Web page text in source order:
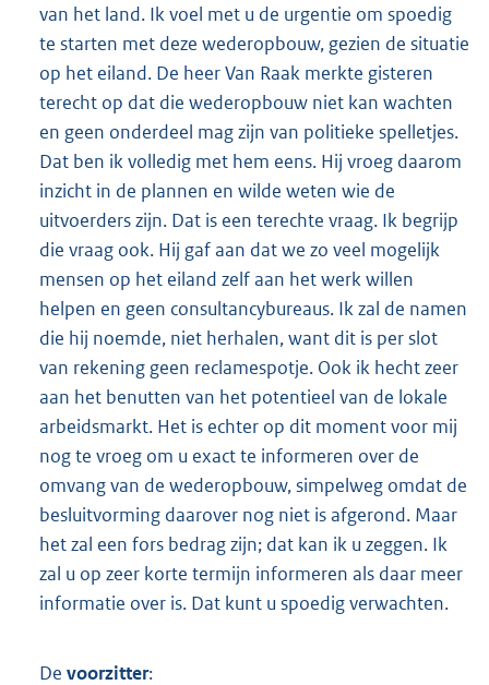
van het land. Ik voel met u de urgentie om spoedig
te starten met deze wederopbouw, gezien de situatie
op het eiland. De heer Van Raak merkte gisteren
terecht op dat die wederopbouw niet kan wachten
en geen onderdeel mag zijn van politieke spelletjes.
Dat ben ik volledig met hem eens. Hij vroeg daarom
inzicht in de plannen en wilde weten wie de
uitvoerders zijn. Dat is een terechte vraag. Ik begrijp
die vraag ook. Hij gaf aan dat we zo veel mogelijk
mensen op het eiland zelf aan het werk willen
helpen en geen consultancybureaus. Ik zal de namen
die hij noemde, niet herhalen, want dit is per slot
van rekening geen reclamespotje. Ook ik hecht zeer
aan het benutten van het potentieel van de lokale
arbeidsmarkt. Het is echter op dit moment voor mij
nog te vroeg om u exact te informeren over de
omvang van de wederopbouw, simpelweg omdat de
besluitvorming daarover nog niet is afgerond. Maar
het zal een fors bedrag zijn; dat kan ik u zeggen. Ik
zal u op zeer korte termijn informeren als daar meer
informatie over is. Dat kunt u spoedig verwachten.
De voorzitter: